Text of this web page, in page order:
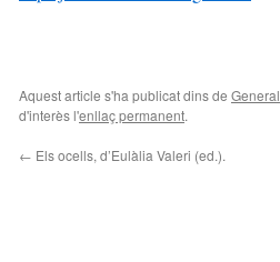
Aquest article s'ha publicat dins de General
d'interès l'enllaç permanent.
← Els ocells, d’Eulàlia Valeri (ed.).